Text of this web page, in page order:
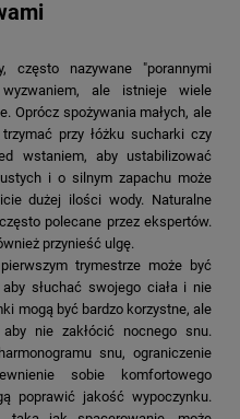
często nazywane "porannymi
ale istnieje wiele
Oprócz spożywania małych, ale
przy łóżku sucharki czy
wstaniem, aby ustabilizować
i o silnym zapachu może
dużej ilości wody. Naturalne
polecane przez ekspertów.
przynieść ulgę.
trymestrze może być
słuchać swojego ciała i nie
mogą być bardzo korzystne, ale
nie zakłócić nocnego snu.
snu, ograniczenie
sobie komfortowego
poprawić jakość wypoczynku.